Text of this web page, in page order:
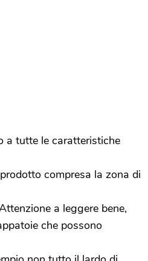
a tutte le caratteristiche
compresa la zona di
a leggere bene,
che possono